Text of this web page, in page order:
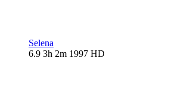
Selena
6.9 3h 2m 1997 HD